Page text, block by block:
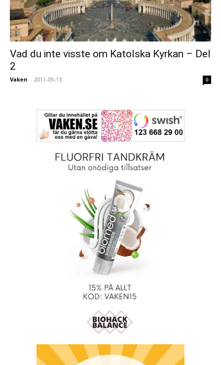
Vad du inte visste om Katolska Kyrkan – Del
2
Vaken - 2011-05-13 0